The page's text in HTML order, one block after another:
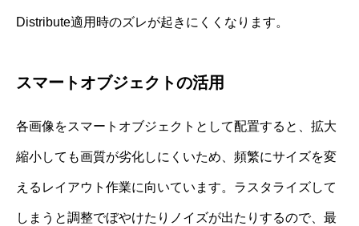
Distribute適用時のズレが起きにくくなります。
スマートオブジェクトの活用
各画像をスマートオブジェクトとして配置すると、拡大
縮小しても画質が劣化しにくいため、頻繁にサイズを変
えるレイアウト作業に向いています。ラスタライズして
しまうと調整でぼやけたりノイズが出たりするので、最